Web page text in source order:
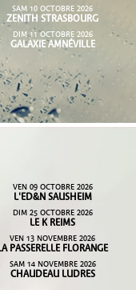
SAM 10 OCTOBRE 2026
ZENITH STRASBOURG
DIM 11 OCTOBRE 2026
GALAXIE AMNÉVILLE
VEN 09 OCTOBRE 2026
L'ED&N SAUSHEIM
DIM 25 OCTOBRE 2026
LE K REIMS
VEN 13 NOVEMBRE 2026
PASSERELLE FLORANGE
SAM 14 NOVEMBRE 2026
CHAUDEAU LUDRES